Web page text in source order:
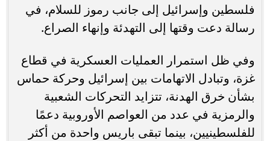
فلسطين وإسرائيل إلى جانب رموز للسلام، في
رسالة دعت وقتها إلى التهدئة وإنهاء الصراع.
وفي ظل استمرار العمليات العسكرية في قطاع
غزة، وتبادل الاتهامات بين إسرائيل وحركة حماس
بشأن خرق الهدنة، تتزايد التحركات الشعبية
والرمزية في عدد من العواصم الأوروبية دعمًا
للفلسطينيين، بينما تبقى باريس واحدة من أكثر